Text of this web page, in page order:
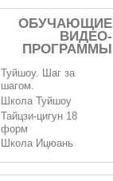
ОБУЧАЮЩИЕ
ВИДЕО-
ПРОГРАММЫ
Туйшоу. Шаг за
шагом.
Школа Туйшоу
Тайцзи-цигун 18
форм
Школа Ицюань